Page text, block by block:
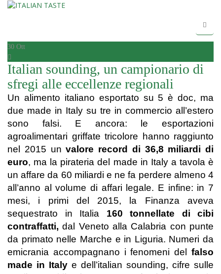
30 Ott
Italian sounding, un campionario di
sfregi alle eccellenze regionali
Un alimento italiano esportato su 5 è doc, ma
due made in Italy su tre in commercio all’estero
sono falsi. E ancora: le esportazioni
agroalimentari griffate tricolore hanno raggiunto
nel 2015 unvalore record di 36,8 miliardi di
euro, ma la pirateria del made in Italy a tavola è
un affare da 60 miliardi e ne fa perdere almeno 4
all’anno al volume di affari legale. E infine: in 7
mesi, i primi del 2015, la Finanza aveva
sequestrato in Italia 160 tonnellate di cibi
contraffatti, dal Veneto alla Calabria con punte
da primato nelle Marche e in Liguria. Numeri da
emicrania accompagnano i fenomeni del falso
made in Italy e dell’italian sounding, cifre sulle